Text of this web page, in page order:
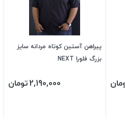
پیراهن آستین کوتاه مردانه سایز
بزرگ فلورا NEXT
2,190,000تومان